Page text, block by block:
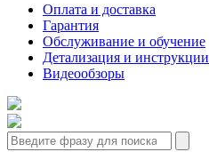
Оплата и доставка
Гарантия
Обслуживание и обучение
Детализация и инструкции
Видеообзоры